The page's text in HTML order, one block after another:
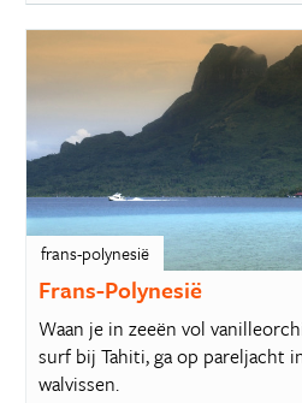
frans-polynesië
Frans-Polynesië
Waan je in zeeën vol
surf bij Tahiti, ga op pareljacht
walvissen.